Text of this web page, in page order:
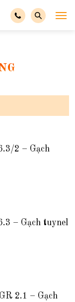
2 – Gạch
– Gạch tuynel
2.1 – Gạch